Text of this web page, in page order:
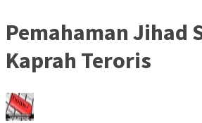
Pemahaman Jihad
Kaprah Teroris